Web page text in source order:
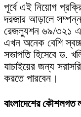
পূর্বে এই নিয়োগ
দরজার আড়ালে
রেজল্যুশন ৬৯/৩২১
এখন অনেক বেশি
সভাপতি হিসেবে ড.
যাচাইয়ের জন্য
করতে পারবেন।
বাংলাদেশের কৌশলগত